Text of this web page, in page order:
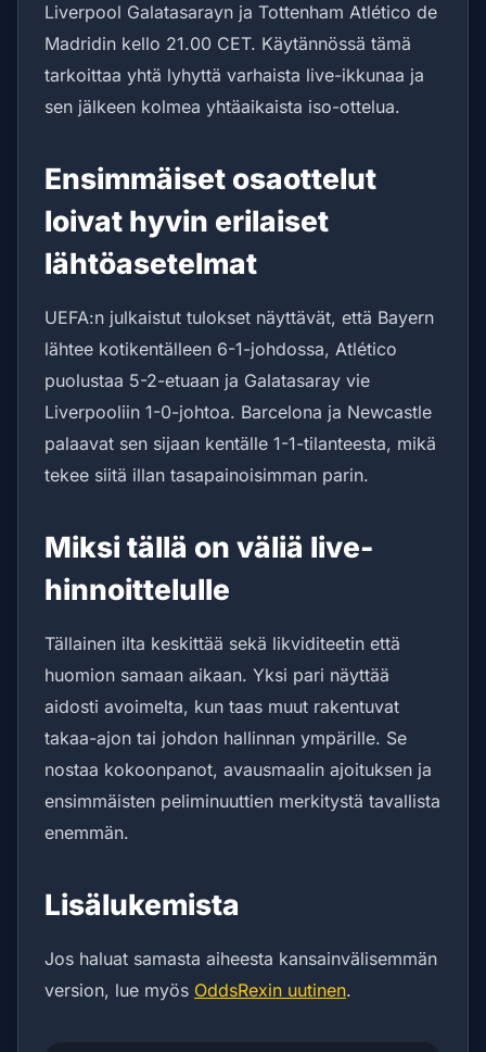
Liverpool Galatasarayn ja Tottenham Atlético de
Madridin kello 21.00 CET. Käytännössä tämä
tarkoittaa yhtä lyhyttä varhaista live-ikkunaa ja
sen jälkeen kolmea yhtäaikaista iso-ottelua.
Ensimmäiset osaottelut
loivat hyvin erilaiset
lähtöasetelmat
UEFA:n julkaistut tulokset näyttävät, että Bayern
lähtee kotikentälleen 6-1-johdossa, Atlético
puolustaa 5-2-etuaan ja Galatasaray vie
Liverpooliin 1-0-johtoa. Barcelona ja Newcastle
palaavat sen sijaan kentälle 1-1-tilanteesta, mikä
tekee siitä illan tasapainoisimman parin.
Miksi tällä on väliä live-
hinnoittelulle
Tällainen ilta keskittää sekä likviditeetin että
huomion samaan aikaan. Yksi pari näyttää
aidosti avoimelta, kun taas muut rakentuvat
takaa-ajon tai johdon hallinnan ympärille. Se
nostaa kokoonpanot, avausmaalin ajoituksen ja
ensimmäisten peliminuuttien merkitystä tavallista
enemmän.
Lisälukemista
Jos haluat samasta aiheesta kansainvälisemmän
version, lue myös OddsRexin uutinen.